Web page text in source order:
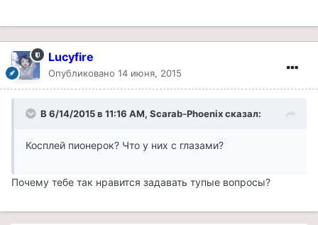
Lucyfire
Опубликовано 14 июня, 2015
В 6/14/2015 в 11:16 AM, Scarab-Phoenix сказал:
Косплей пионерок? Что у них с глазами?
Почему тебе так нравится задавать тупые вопросы?